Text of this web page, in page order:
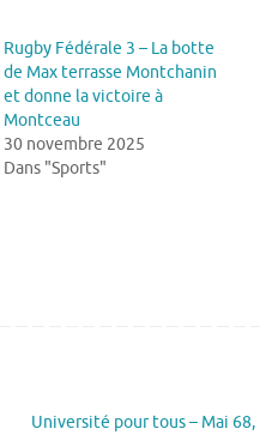
Rugby Fédérale 3 – La botte
de Max terrasse Montchanin
et donne la victoire à
Montceau
30 novembre 2025
Dans "Sports"
Université pour tous – Mai 68,